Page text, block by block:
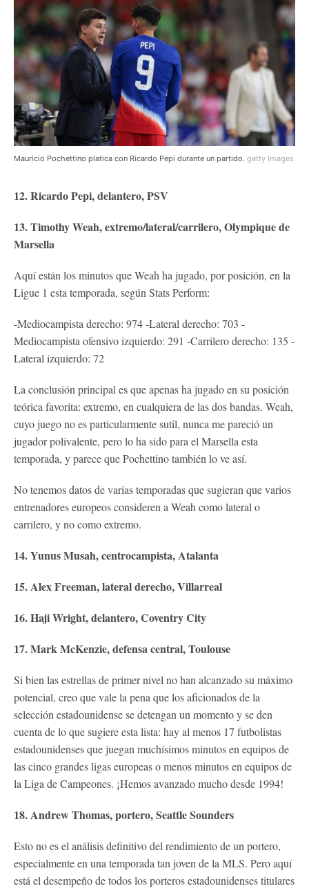
Mauricio Pochettino platica con Ricardo Pepi durante un partido. getty Images
12. Ricardo Pepi, delantero, PSV
13. Timothy Weah, extremo/lateral/carrilero, Olympique de
Marsella
Aquí están los minutos que Weah ha jugado, por posición, en la
Ligue 1 esta temporada, según Stats Perform:
-Mediocampista derecho: 974 -Lateral derecho: 703 -
Mediocampista ofensivo izquierdo: 291 -Carrilero derecho: 135 -
Lateral izquierdo: 72
La conclusión principal es que apenas ha jugado en su posición
teórica favorita: extremo, en cualquiera de las dos bandas. Weah,
cuyo juego no es particularmente sutil, nunca me pareció un
jugador polivalente, pero lo ha sido para el Marsella esta
temporada, y parece que Pochettino también lo ve así.
No tenemos datos de varias temporadas que sugieran que varios
entrenadores europeos consideren a Weah como lateral o
carrilero, y no como extremo.
14. Yunus Musah, centrocampista, Atalanta
15. Alex Freeman, lateral derecho, Villarreal
16. Haji Wright, delantero, Coventry City
17. Mark McKenzie, defensa central, Toulouse
Si bien las estrellas de primer nivel no han alcanzado su máximo
potencial, creo que vale la pena que los aficionados de la
selección estadounidense se detengan un momento y se den
cuenta de lo que sugiere esta lista: hay al menos 17 futbolistas
estadounidenses que juegan muchísimos minutos en equipos de
las cinco grandes ligas europeas o menos minutos en equipos de
la Liga de Campeones. ¡Hemos avanzado mucho desde 1994!
18. Andrew Thomas, portero, Seattle Sounders
Esto no es el análisis definitivo del rendimiento de un portero,
especialmente en una temporada tan joven de la MLS. Pero aquí
está el desempeño de todos los porteros estadounidenses titulares